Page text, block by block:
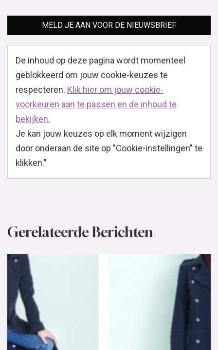
MELD JE AAN VOOR DE NIEUWSBRIEF
De inhoud op deze pagina wordt momenteel
geblokkeerd om jouw cookie-keuzes te
respecteren. Klik hier om jouw cookie-
voorkeuren aan te passen en de inhoud te
bekijken.
Je kan jouw keuzes op elk moment wijzigen
door onderaan de site op "Cookie-instellingen" te
klikken."
Gerelateerde Berichten